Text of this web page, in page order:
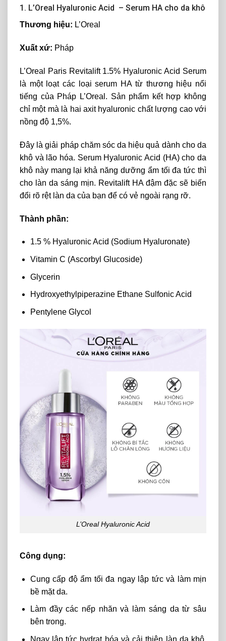
1. L’Oreal Hyaluronic Acid – Serum HA cho da khô
Thương hiệu: L’Oreal
Xuất xứ: Pháp
L’Oreal Paris Revitalift 1.5% Hyaluronic Acid Serum
là một loạt các loại serum HA từ thương hiệu nổi
tiếng của Pháp L’Oreal. Sản phẩm kết hợp không
chỉ một mà là hai axit hyaluronic chất lượng cao với
nồng độ 1,5%.
Đây là giải pháp chăm sóc da hiệu quả dành cho da
khô và lão hóa. Serum Hyaluronic Acid (HA) cho da
khô này mang lại khả năng dưỡng ẩm tối đa tức thì
cho làn da sáng mịn. Revitalift HA đậm đặc sẽ biến
đổi rõ rệt làn da của bạn để có vẻ ngoài rạng rỡ.
Thành phần:
1.5 % Hyaluronic Acid (Sodium Hyaluronate)
Vitamin C (Ascorbyl Glucoside)
Glycerin
Hydroxyethylpiperazine Ethane Sulfonic Acid
Pentylene Glycol
L’Oreal Hyaluronic Acid
Công dụng:
Cung cấp độ ẩm tối đa ngay lập tức và làm mịn
bề mặt da.
Làm đầy các nếp nhăn và làm sáng da từ sâu
bên trong.
Ngay lập tức hydrat hóa và cải thiện làn da khô,